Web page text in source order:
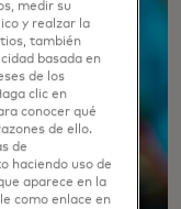
medir su
y realzar la
también
basada en
de los
clic en
conocer qué
de ello.
de
haciendo uso de
aparece en la
como enlace en